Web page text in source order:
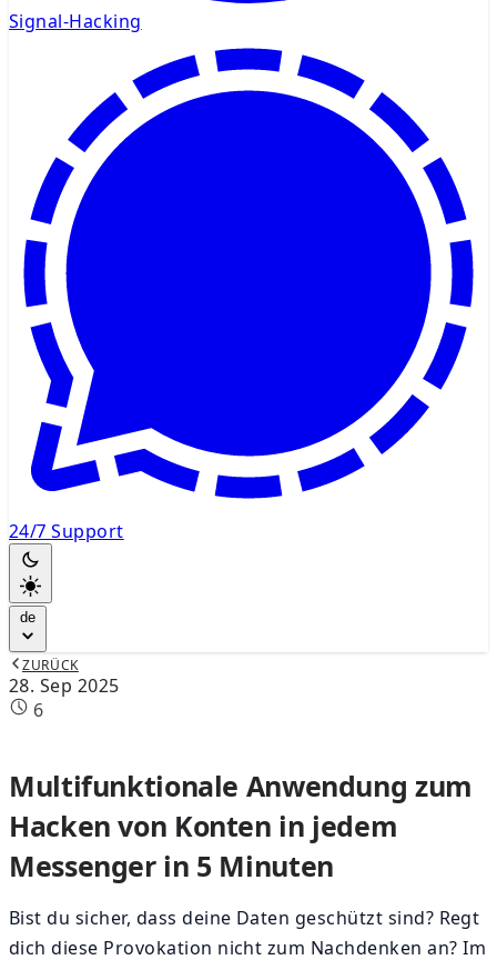
Signal-Hacking
24/7 Support
de
ZURÜCK
28. Sep 2025
6
Multifunktionale Anwendung zum
Hacken von Konten in jedem
Messenger in 5 Minuten
Bist du sicher, dass deine Daten geschützt sind? Regt
dich diese Provokation nicht zum Nachdenken an? Im